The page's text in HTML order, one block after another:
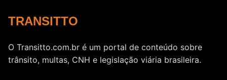
TRANSITTO
O Transitto.com.br é um portal de conteúdo sobre
trânsito, multas, CNH e legislação viária brasileira.